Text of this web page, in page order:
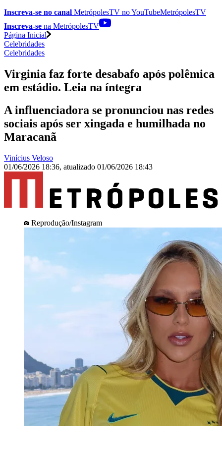
Inscreva-se no canal MetrópolesTV noYouTubeMetrópolesTV
Inscreva-se na MetrópolesTV
Página Inicial
Celebridades
Celebridades
Virginia faz forte desabafo após polêmica
em estádio. Leia na íntegra
A influenciadora se pronunciou nas redes
sociais após ser xingada e humilhada no
Maracanã
Vinícius Veloso
01/06/2026 18:36, atualizado 01/06/2026 18:43
Reprodução/Instagram